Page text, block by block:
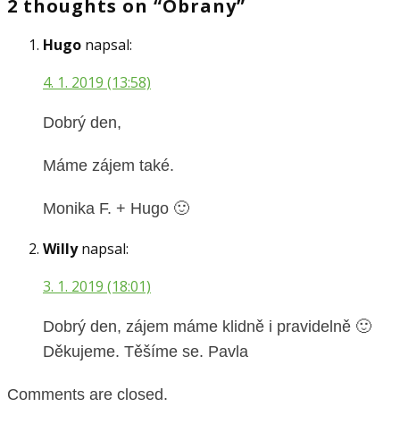
2 thoughts on “Obrany”
Hugo napsal:
4. 1. 2019 (13:58)
Dobrý den,
Máme zájem také.
Monika F. + Hugo 🙂
Willy napsal:
3. 1. 2019 (18:01)
Dobrý den, zájem máme klidně i pravidelně 🙂
Děkujeme. Těšíme se. Pavla
Comments are closed.